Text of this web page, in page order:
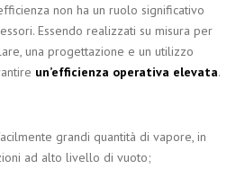
non ha un ruolo significativo
Essendo realizzati su misura per
una progettazione e un utilizzo
un’efficienza operativa elevata.
grandi quantità di vapore, in
ad alto livello di vuoto;